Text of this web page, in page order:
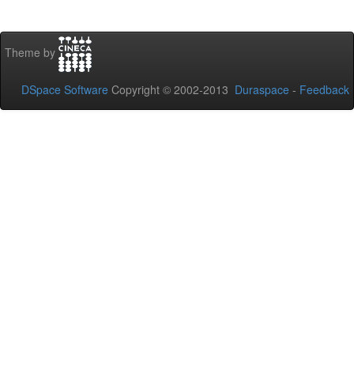
Theme by
DSpace Software Copyright © 2002-2013 Duraspace - Feedback